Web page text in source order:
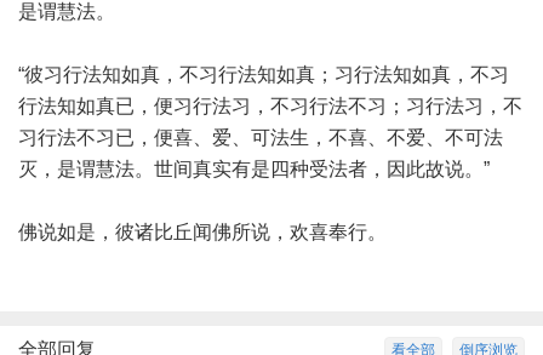
是谓慧法。
“彼习行法知如真，不习行法知如真；习行法知如真，不习
行法知如真已，便习行法习，不习行法不习；习行法习，不
习行法不习已，便喜、爱、可法生，不喜、不爱、不可法
灭，是谓慧法。世间真实有是四种受法者，因此故说。”
佛说如是，彼诸比丘闻佛所说，欢喜奉行。
倒序浏览
看全部
全部回复